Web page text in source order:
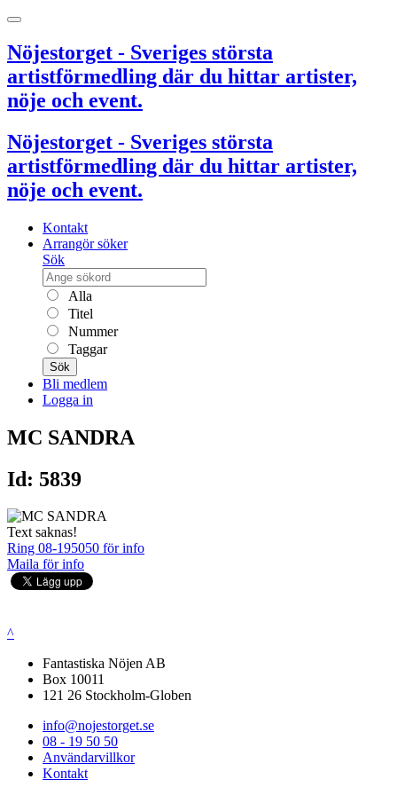
Nöjestorget - Sveriges största
artistförmedling där du hittar artister,
nöje och event.
Nöjestorget - Sveriges största
artistförmedling där du hittar artister,
nöje och event.
Kontakt
Arrangör söker
Sök
Alla
Titel
Nummer
Taggar
Sök
Bli medlem
Logga in
MC SANDRA
Id: 5839
Text saknas!
Ring 08-195050 för info
Maila för info
^
Fantastiska Nöjen AB
Box 10011
121 26 Stockholm-Globen
info@nojestorget.se
08 - 19 50 50
Användarvillkor
Kontakt